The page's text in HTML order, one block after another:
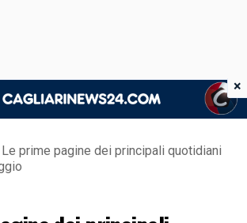
Le prime pagine dei principali quotidiani
×